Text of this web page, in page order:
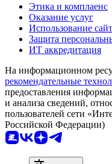
Этика и комплаенс
Оказание услуг
Использование
Защита
ИТ аккредитация
На информационном
рекомендательные
предоставления
и анализа сведений,
пользователей сети
Российской Федерации)